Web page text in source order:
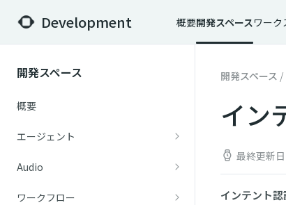
Development 概要開発スペース ワーク
開発スペース
概要
エージェント
Audio
ワークフロー
開発スペース /
イン
最終更新
インテント認